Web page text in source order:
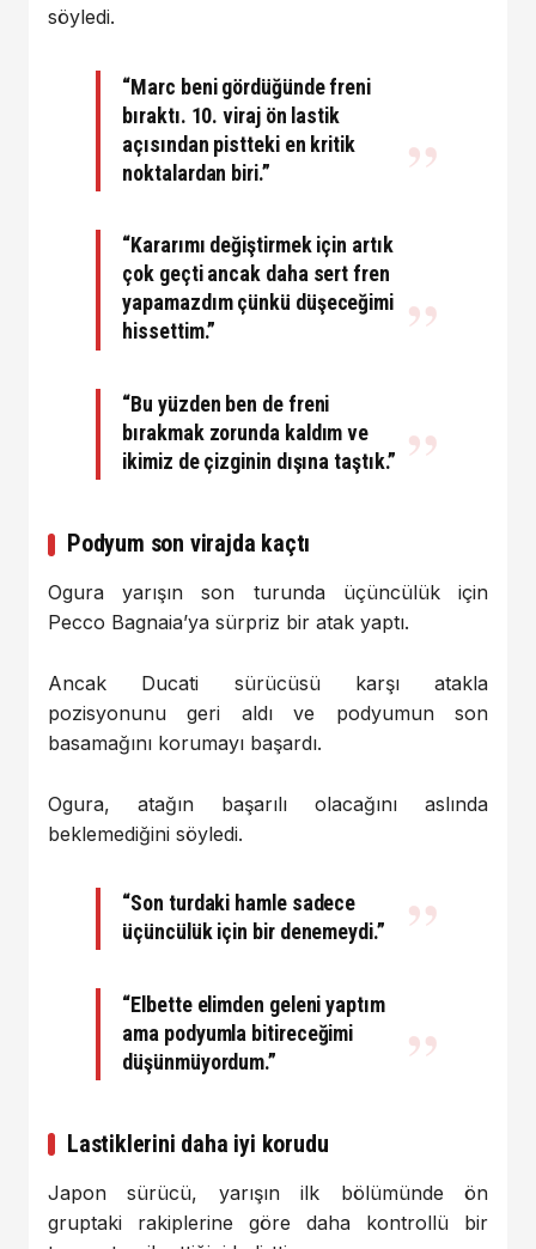
söyledi.
“Marc beni gördüğünde freni
bıraktı. 10. viraj ön lastik
açısından pistteki en kritik
noktalardan biri.”
“Kararımı değiştirmek için artık
çok geçti ancak daha sert fren
yapamazdım çünkü düşeceğimi
hissettim.”
“Bu yüzden ben de freni
bırakmak zorunda kaldım ve
ikimiz de çizginin dışına taştık.”
Podyum son virajda kaçtı
Ogura yarışın son turunda üçüncülük için
Pecco Bagnaia’ya sürpriz bir atak yaptı.
Ancak Ducati sürücüsü karşı atakla
pozisyonunu geri aldı ve podyumun son
basamağını korumayı başardı.
Ogura, atağın başarılı olacağını aslında
beklemediğini söyledi.
“Son turdaki hamle sadece
üçüncülük için bir denemeydi.”
“Elbette elimden geleni yaptım
ama podyumla bitireceğimi
düşünmüyordum.”
Lastiklerini daha iyi korudu
Japon sürücü, yarışın ilk bölümünde ön
gruptaki rakiplerine göre daha kontrollü bir